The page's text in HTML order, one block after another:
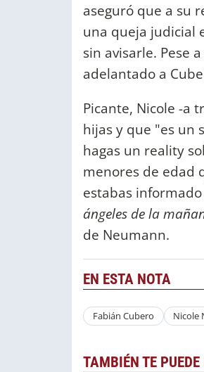
aseguró que a su
una queja judicial
sin avisarle. Pese
adelantado a
Picante, Nicole -a
hijas y que "es un
hagas un reality
menores de edad
estabas
ángeles de la
de Neumann.
EN ESTA NOTA
Fabián Cubero Nicole
TAMBIÉN TE